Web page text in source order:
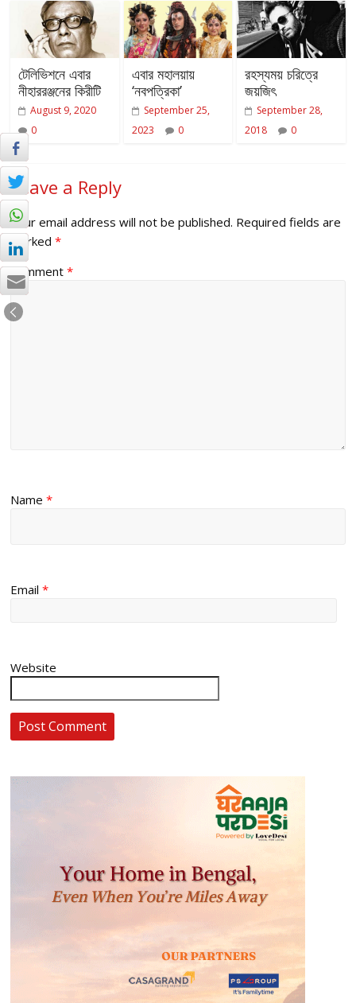
টেলিভিশনে এবার
নীহাররঞ্জনের কিরীটি
August 9, 2020
0
এবার মহালয়ায়
‘নবপত্রিকা’
September 25,
2023
0
রহস্যময় চরিত্রে
জয়জিৎ
September 28,
2018
0
Leave a Reply
Your email address will not be published. Required fields are
marked*
Comment*
Name*
Email*
Website